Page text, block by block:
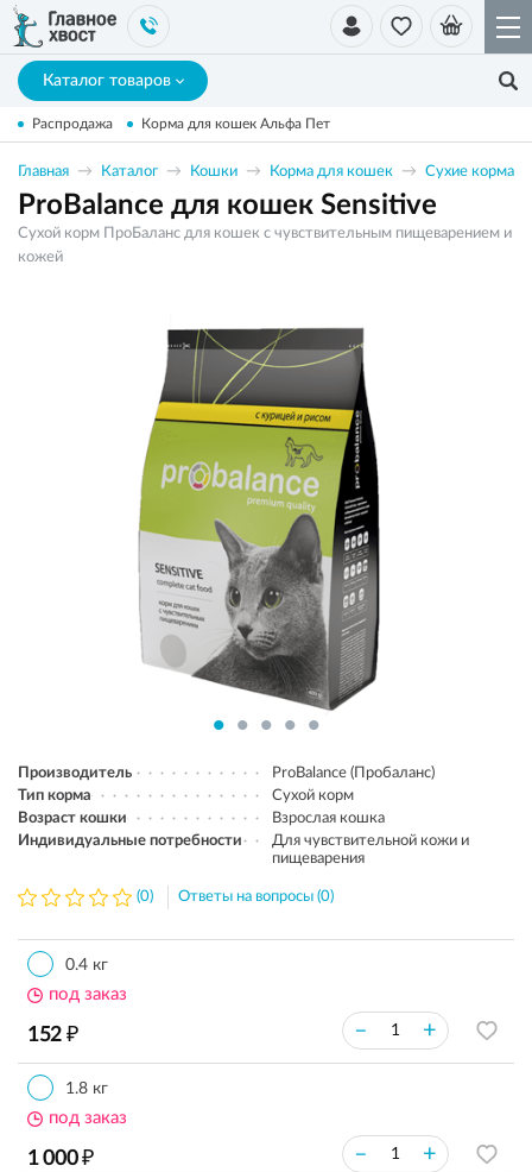
Каталог товаров
Распродажа Корма для кошек Альфа Пет
Главная Каталог Кошки Корма для кошек Сухие корма
ProBalance для кошек Sensitive
Сухой корм ПроБаланс для кошек с чувствительным пищеварением и
кожей
Производитель
ProBalance (Пробаланс)
Тип корма
Сухой корм
Возраст кошки
Взрослая кошка
Индивидуальные потребности
Для чувствительной кожи и
пищеварения
(0) Ответы на вопросы (0)
0.4 кг
152 ₽ – +
под заказ
1.8 кг
1 000₽ – +
под заказ